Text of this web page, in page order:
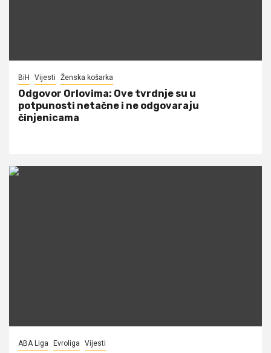
BiH Vijesti Ženska košarka
Odgovor Orlovima: ​Ove tvrdnje su u
potpunosti netačne i ne odgovaraju
činjenicama
ABA Liga Evroliga Vijesti